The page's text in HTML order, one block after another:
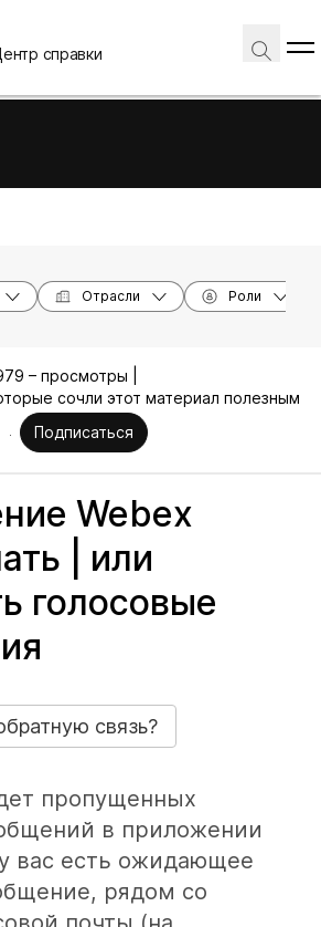
справки
Отрасли Роли
– просмотры |
сочли этот материал полезным
Подписаться
Webex
| или
голосовые
связь?
пропущенных
в приложении
вас есть ожидающее
рядом со